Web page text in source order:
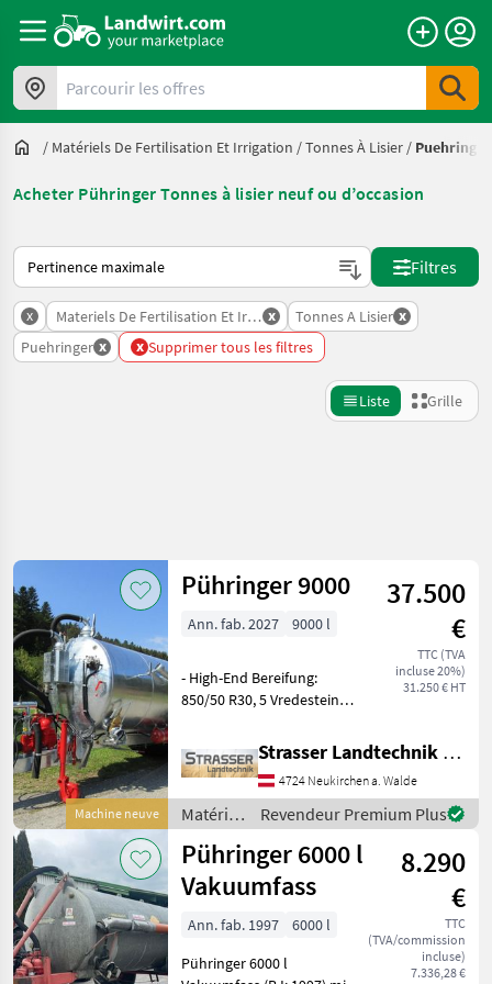
Parcourir les offres
/ Matériels De Fertilisation Et Irrigation /Tonnes À Lisier / Puehringer
Acheter Pühringer Tonnes à lisier neuf ou d’occasion
Voici comment les annonces sont triées sur Landwirt.com
Filtres
x Materiels De Fertilisation Et Irrigation
x Tonnes A Lisier x
Puehringer x x Supprimer tous les filtres
Liste Grille
Catégorie 4 Pays Filtres
CHEMIN
ACTUEL
matériel
agricole
Materiels De
Fertilisation
Et Irrigation
Tonnes
Puehringer
CHOISIR
UNE
CATÉGORIE
Réinitialiser
7
résultats
Machine neuve
Pühringer 9000
37.500
€
TTC (TVA
incluse 20%)
31.250 € HT
Ann. fab. 2027 9000 l
- High-End Bereifung:
850/50 R30, 5 Vredestein
Talfahrtausbringung
mechanisch - Radabweiser
und Warntafeln für
Typisierung mit Überbreite
- MEC II
Strasser Landtechnik GmbH
4724 Neukirchen a. Walde
Matériels
de
fertilisation
et
irrigation
/
Revendeur Premium Plus
Pühringer 6000 l
Vakuumfass
8.290
€
TTC
(TVA/commission
incluse)
7.336,28 €
Ann. fab. 1997
6000 l
Pühringer 6000 l